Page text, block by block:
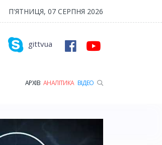
На війні загинув Герой з Рожищенської
П'ЯТНИЦЯ, 07 СЕРПНЯ 2026
gittvua
АРХІВ АНАЛІТИКА ВІДЕО